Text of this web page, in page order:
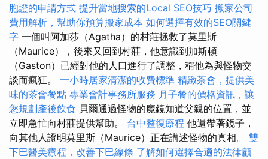
胞證的申請方式 提升當地搜索的Local SEO技巧 搬家公司
費用解析，幫助你預算搬家成本 如何選擇有效的SEO關鍵
字 一個叫阿加莎（Agatha）的村莊拯救了莫里斯
（Maurice），後來又回到村莊，他意識到加斯頓
（Gaston）已經對他的人口進行了調整，稱他為與怪物交
談而瘋狂。 一小時居家清潔的收費標準 精緻茶會，提供美
味的茶會餐點 專業會計事務所服務 月子餐的價格資訊，讓
您規劃產後飲食 貝爾通過怪物的魔鏡知道父親的位置，並
立即急忙向村莊提供幫助。 台中整復療程 他還帶著鏡子，
向其他人證明莫里斯（Maurice）正在講述怪物的真相。 雙
下巴醫美療程，改善下巴線條 了解如何選擇合適的法律顧